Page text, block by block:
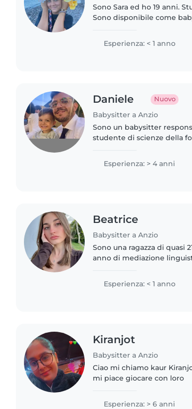
Sono Sara ed ho 19 anni.
Sono disponibile come
me, non esitate..
Esperienza: < 1 anno
Daniele Nuovo
Babysitter a Anzio
Sono un babysitter
studente di scienze della
specializzato nella..
Esperienza: > 4 anni
Beatrice
Babysitter a Anzio
Sono una ragazza di quasi
anno di mediazione
Ho esperienza..
Esperienza: < 1 anno
Kiranjot
Babysitter a Anzio
Ciao mi chiamo kaur
mi piace giocare con loro
Esperienza: > 6 anni